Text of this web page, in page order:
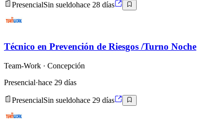
PresencialSin sueldohace 28 días
Técnico en Prevención de Riesgos /Turno Noche
Team-Work · Concepción
Presencial·hace 29 días
PresencialSin sueldohace 29 días